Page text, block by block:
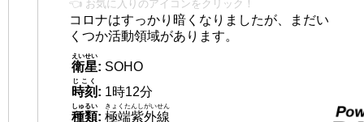
👈 お気に入りのアイコンをクリック！
コロナはすっかり暗くなりましたが、まだい
くつか活動領域があります。
衛星
えいせい
: SOHO
時刻
じこく
: 1時12分
種類
しゅるい
: 極端紫外線
きょくたんしがいせん